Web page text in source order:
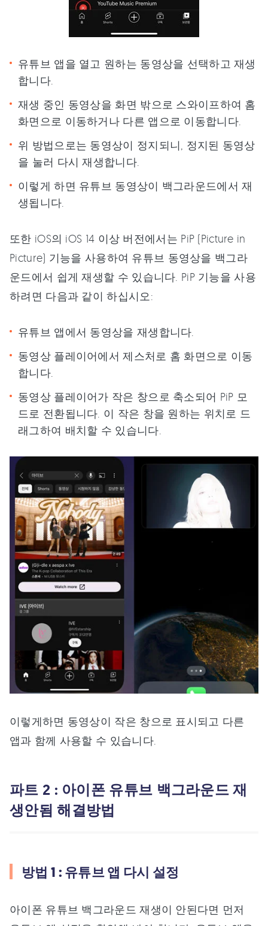
유튜브 앱을 열고 원하는 동영상을 선택하고 재생
합니다.
재생 중인 동영상을 화면 밖으로 스와이프하여 홈
화면으로 이동하거나 다른 앱으로 이동합니다.
위 방법으로는 동영상이 정지되니, 정지된 동영상
을 눌러 다시 재생합니다.
이렇게 하면 유튜브 동영상이 백그라운드에서 재
생됩니다.
또한 iOS의 iOS 14 이상 버전에서는 PiP (Picture in
Picture) 기능을 사용하여 유튜브 동영상을 백그라
운드에서 쉽게 재생할 수 있습니다. PiP 기능을 사용
하려면 다음과 같이 하십시오:
유튜브 앱에서 동영상을 재생합니다.
동영상 플레이어에서 제스처로 홈 화면으로 이동
합니다.
동영상 플레이어가 작은 창으로 축소되어 PiP 모
드로 전환됩니다. 이 작은 창을 원하는 위치로 드
래그하여 배치할 수 있습니다.
이렇게하면 동영상이 작은 창으로 표시되고 다른
앱과 함께 사용할 수 있습니다.
파트 2 : 아이폰 유튜브 백그라운드 재
생안됨 해결방법
방법 1 : 유튜브 앱 다시 설정
아이폰 유튜브 백그라운드 재생이 안된다면 먼저